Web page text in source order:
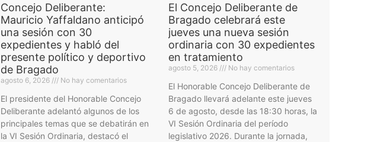
Concejo Deliberante:
Mauricio Yaffaldano anticipó
una sesión con 30
expedientes y habló del
presente político y deportivo
de Bragado
agosto 6, 2026 No hay comentarios
El presidente del Honorable Concejo
Deliberante adelantó algunos de los
principales temas que se debatirán en
la VI Sesión Ordinaria, destacó el
El Concejo Deliberante de
Bragado celebrará este
jueves una nueva sesión
ordinaria con 30 expedientes
en tratamiento
agosto 5, 2026 No hay comentarios
El Honorable Concejo Deliberante de
Bragado llevará adelante este jueves
6 de agosto, desde las 18:30 horas, la
VI Sesión Ordinaria del período
legislativo 2026. Durante la jornada,